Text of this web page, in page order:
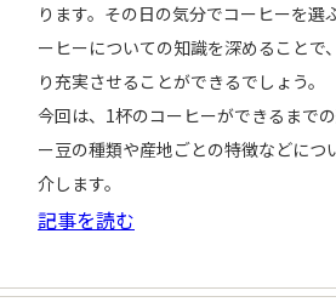
ります。その日の気分でコーヒーを選
ーヒーについての知識を深めることで
り充実させることができるでしょう。
今回は、1杯のコーヒーができるまで
ー豆の種類や産地ごとの特徴などにつ
介します。
記事を読む